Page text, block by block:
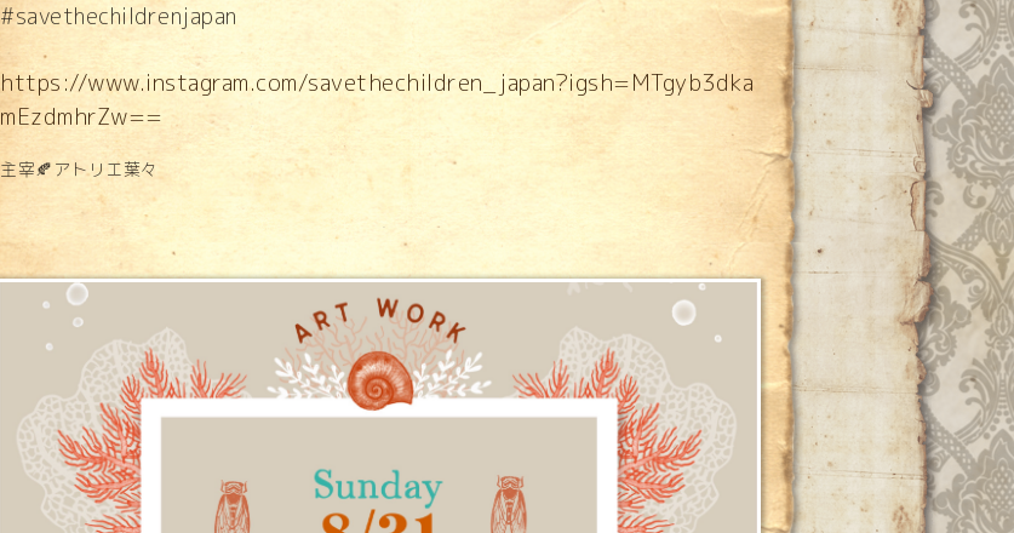
#savethechildrenjapan
https://www.instagram.com/savethechildren_japan?igsh=MTgyb3dka
mEzdmhrZw==
主宰🍂アトリエ葉々